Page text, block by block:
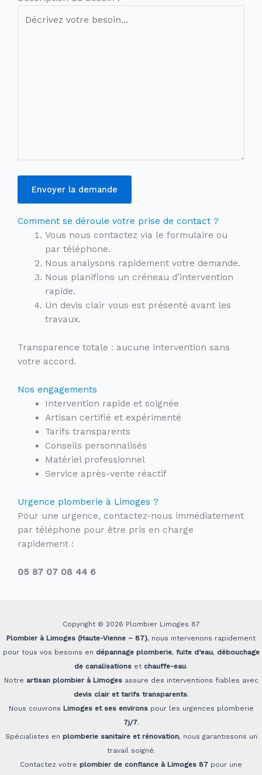
Envoyer la demande
Comment se déroule votre prise de contact ?
Vous nous contactez via le formulaire ou
par téléphone.
Nous analysons rapidement votre demande.
Nous planifions un créneau d’intervention
rapide.
Un devis clair vous est présenté avant les
travaux.
Transparence totale : aucune intervention sans
votre accord.
Nos engagements
Intervention rapide et soignée
Artisan certifié et expérimenté
Tarifs transparents
Conseils personnalisés
Matériel professionnel
Service après-vente réactif
Urgence plomberie à Limoges ?
Pour une urgence, contactez-nous immédiatement
par téléphone pour être pris en charge
rapidement :
05 87 07 08 44 6
Copyright © 2026 Plombier Limoges 87
Plombier à Limoges (Haute-Vienne – 87), nous intervenons rapidement
pour tous vos besoins en dépannage plomberie, fuite d’eau, débouchage
de canalisations et chauffe-eau.
Notre artisan plombier à Limogesassure des interventions fiables avec
devis clair et tarifs transparents.
Nous couvrons Limoges et ses environspour les urgences plomberie
7j/7.
Spécialistes en plomberie sanitaire et rénovation, nous garantissons un
travail soigné.
Contactez votre plombier de confiance à Limoges 87 pour une